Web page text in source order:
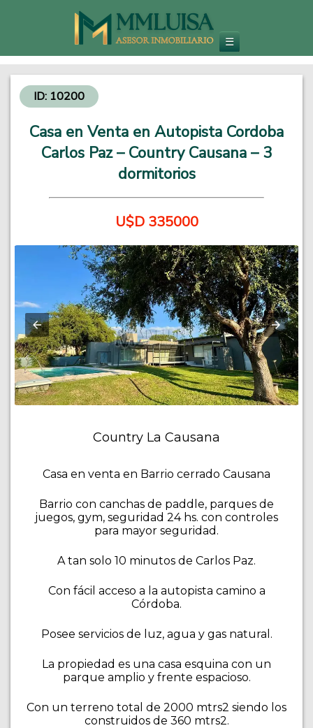
Inmobiliaria en Carlos Paz
Venta de Departamentos y Propiedades - Inversiones Inmobiliarias
☰
ID: 10200
Casa en Venta en Autopista Cordoba
Carlos Paz – Country Causana – 3
dormitorios
U$D 335000
Country La Causana
Casa en venta en Barrio cerrado Causana
Barrio con canchas de paddle, parques de
juegos, gym, seguridad 24 hs. con controles
para mayor seguridad.
A tan solo 10 minutos de Carlos Paz.
Con fácil acceso a la autopista camino a
Córdoba.
Posee servicios de luz, agua y gas natural.
La propiedad es una casa esquina con un
parque amplio y frente espacioso.
Con un terreno total de 2000 mtrs2 siendo los
construidos de 360 mtrs2.